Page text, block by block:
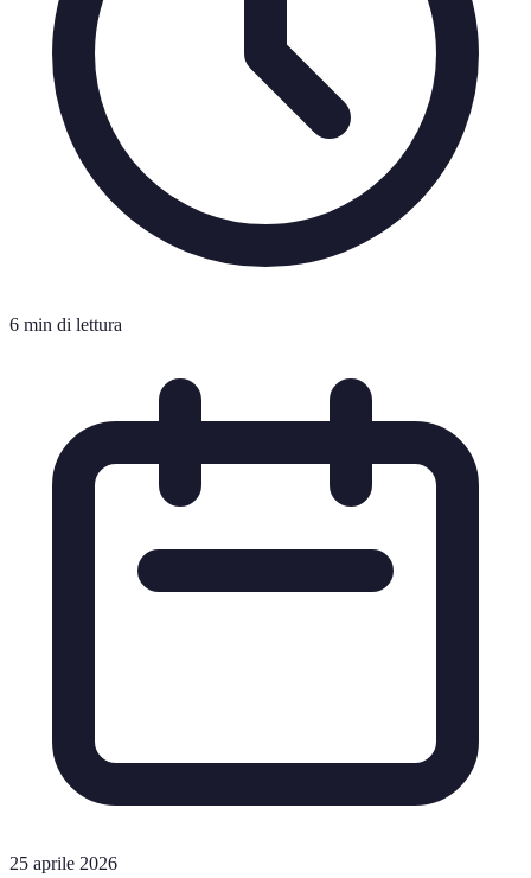
6 min di lettura
25 aprile 2026